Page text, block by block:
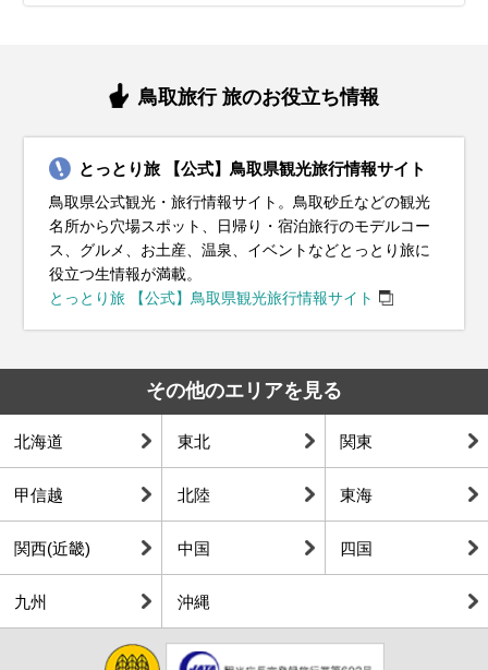
鳥取旅行 旅のお役立ち情報
とっとり旅 【公式】鳥取県観光旅行情報サイト
鳥取県公式観光・旅行情報サイト。鳥取砂丘などの観光
名所から穴場スポット、日帰り・宿泊旅行のモデルコー
ス、グルメ、お土産、温泉、イベントなどとっとり旅に
役立つ生情報が満載。
とっとり旅 【公式】鳥取県観光旅行情報サイト
その他のエリアを見る
北海道 東北 関東
甲信越 北陸 東海
関西(近畿) 中国 四国
九州 沖縄